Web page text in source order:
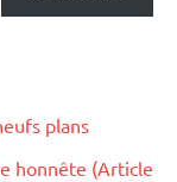
plans
honnête (Article